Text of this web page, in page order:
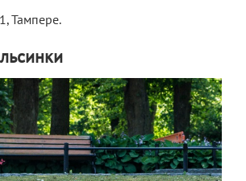
Тампере.